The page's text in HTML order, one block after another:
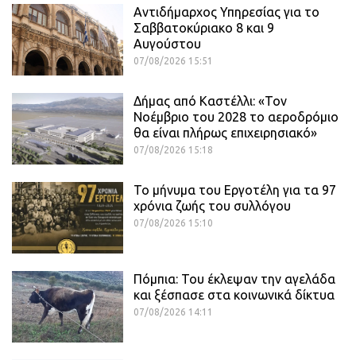
Αντιδήμαρχος Υπηρεσίας για το
Σαββατοκύριακο 8 και 9
Αυγούστου
07/08/2026 15:51
Δήμας από Καστέλλι: «Τον
Νοέμβριο του 2028 το αεροδρόμιο
θα είναι πλήρως επιχειρησιακό»
07/08/2026 15:18
Το μήνυμα του Εργοτέλη για τα 97
χρόνια ζωής του συλλόγου
07/08/2026 15:10
Πόμπια: Του έκλεψαν την αγελάδα
και ξέσπασε στα κοινωνικά δίκτυα
07/08/2026 14:11